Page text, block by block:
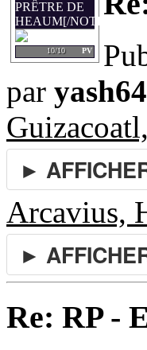
PRÊTRE DE
HEAUM[/NOTE]
PV
10/10
par yash64
►
Arcavius,
►
Re: RP -